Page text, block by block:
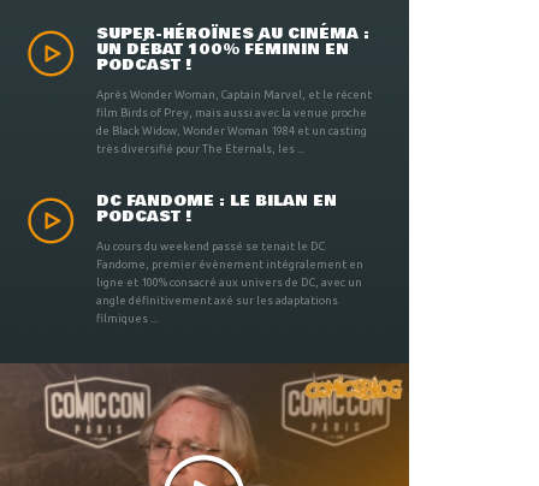
SUPER-HÉROÏNES AU CINÉMA :
UN DÉBAT 100% FÉMININ EN
PODCAST !
Après Wonder Woman, Captain Marvel, et le récent
film Birds of Prey, mais aussi avec la venue proche
de Black Widow, Wonder Woman 1984 et un casting
très diversifié pour The Eternals, les ...
DC FANDOME : LE BILAN EN
PODCAST !
Au cours du weekend passé se tenait le DC
Fandome, premier évènement intégralement en
ligne et 100% consacré aux univers de DC, avec un
angle définitivement axé sur les adaptations
filmiques ...